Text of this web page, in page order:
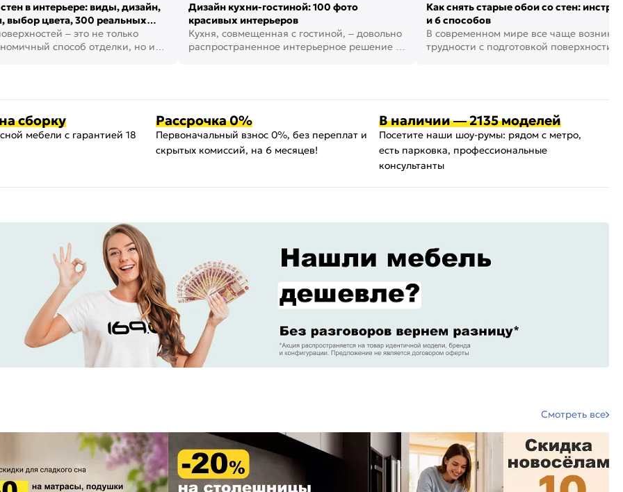
в интерьере: виды, дизайн,
выбор цвета, 300 реальных
– это не только
способ отделки, но и
Дизайн кухни-гостиной: 100 фото
красивых интерьеров
Кухня, совмещенная с гостиной, – довольно
распространенное интерьерное решение в
Как снять старые обои со стен:
и 6 способов
В современном мире все чаще
трудности с подготовкой поверхности
сборку
мебели с гарантией 18
Рассрочка 0%
Первоначальный взнос 0%, без переплат и
скрытых комиссий, на 6 месяцев!
В наличии — 2135 моделей
Посетите наши шоу-румы: рядом с метро,
есть парковка, профессиональные
консультанты
Смотреть все